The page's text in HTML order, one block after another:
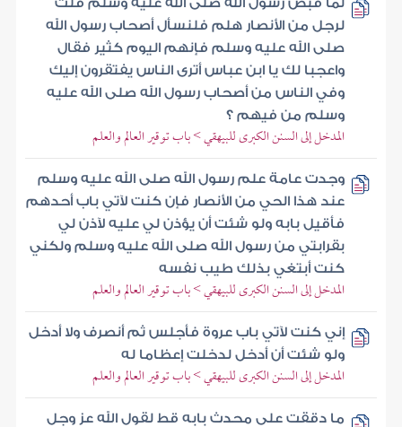
لما قبض رسول الله صلى الله عليه وسلم قلت
لرجل من الأنصار هلم فلنسأل أصحاب رسول الله
صلى الله عليه وسلم فإنهم اليوم كثير فقال
واعجبا لك يا ابن عباس أترى الناس يفتقرون إليك
وفي الناس من أصحاب رسول الله صلى الله عليه
وسلم من فيهم ؟
المدخل إلى السنن الكبرى للبيهقي > باب توقير العالم والعلم
وجدت عامة علم رسول الله صلى الله عليه وسلم
عند هذا الحي من الأنصار فإن كنت لآتي باب أحدهم
فأقيل بابه ولو شئت أن يؤذن لي عليه لآذن لي
بقرابتي من رسول الله صلى الله عليه وسلم ولكني
كنت أبتغي بذلك طيب نفسه
المدخل إلى السنن الكبرى للبيهقي > باب توقير العالم والعلم
إني كنت لآتي باب عروة فأجلس ثم أنصرف ولا أدخل
ولو شئت أن أدخل لدخلت إعظاما له
المدخل إلى السنن الكبرى للبيهقي > باب توقير العالم والعلم
ما دققت على محدث بابه قط لقول الله عز وجل